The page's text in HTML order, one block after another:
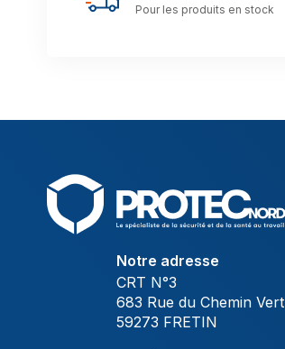
Pour les produits en stock
Notre adresse
CRT N°3
683 Rue du Chemin Vert
59273 FRETIN